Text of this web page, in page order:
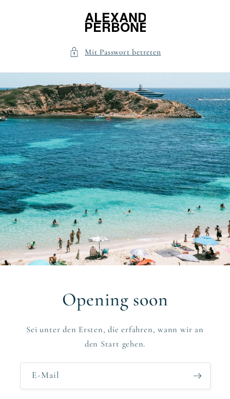
Mit Passwort betreten
Opening soon
Sei unter den Ersten, die erfahren, wann wir an
den Start gehen.
E-Mail